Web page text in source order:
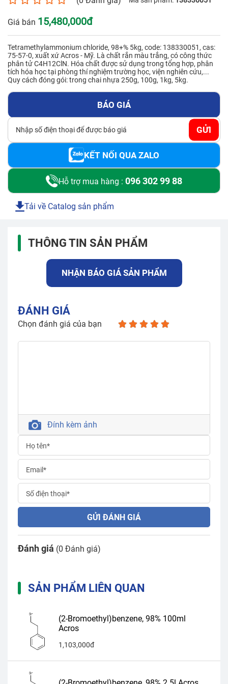
Giá bán 15,480,000đ
Tetramethylammonium chloride, 98+% 5kg, code: 138330051, cas:
75-57-0, xuất xứ Acros - Mỹ. Là chất rắn màu trắng, có công thức
phân tử C4H12ClN. Hóa chất được sử dụng trong tổng hợp, phân
tích hóa học tại phòng thí nghiệm trường học, viện nghiên cứu,...
Quy cách đóng gói: trong chai nhựa 250g, 100g, 1kg, 5kg.
BÁO GIÁ
GỬI
KẾT NỐI QUA ZALO
Hỗ trợ mua hàng : 096 302 99 88
Tải về Catalog sản phẩm
THÔNG TIN SẢN PHẨM
NHẬN BÁO GIÁ SẢN PHẨM
ĐÁNH GIÁ
Chọn đánh giá của bạn
Đính kèm ảnh
GỬI ĐÁNH GIÁ
Đánh giá (0 Đánh giá)
SẢN PHẨM LIÊN QUAN
(2-Bromoethyl)benzene, 98% 100ml
Acros
1,103,000đ
Số điện thoại*
Email*
Yêu cầu báo giá